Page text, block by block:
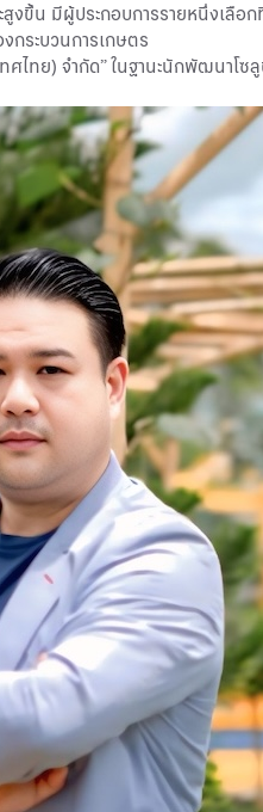
ขึ้น มีผู้ประกอบการรายหนึ่งเลือ
กระบวนการเกษตร
ไทย) จำกัด” ในฐานะนักพัฒนาโ